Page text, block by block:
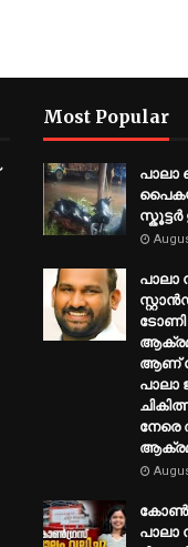
Most Popular
സ്കൂട്ടർ
ടോണി
ആണ്
നേരെ